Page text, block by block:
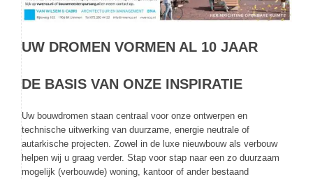
UW DROMEN VORMEN AL 10 JAAR
DE BASIS VAN ONZE INSPIRATIE
Uw bouwdromen staan centraal voor onze ontwerpen en
technische uitwerking van duurzame, energie neutrale of
autarkische projecten. Zowel in de luxe nieuwbouw als verbouw
helpen wij u graag verder. Stap voor stap naar een zo duurzaam
mogelijk (verbouwde) woning, kantoor of ander bestaand